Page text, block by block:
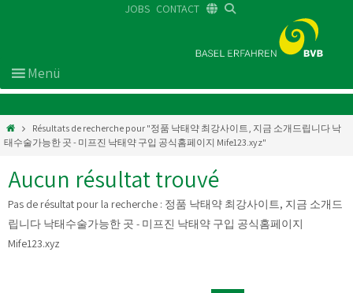
JOBS CONTACT
Résultats de recherche pour "정품 낙태약 최강사이트, 지금 소개드립니다 낙
태수술가능한 곳 - 미프진 낙태약 구입 공식홈페이지 Mife123.xyz"
Aucun résultat trouvé
Pas de résultat pour la recherche : 정품 낙태약 최강사이트, 지금 소개드
립니다 낙태수술가능한 곳 - 미프진 낙태약 구입 공식홈페이지
Mife123.xyz